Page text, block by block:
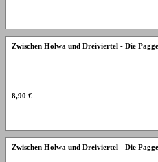
Zwischen Holwa und Dreiviertel - Die
8,90 €
Zwischen Holwa und Dreiviertel - Die